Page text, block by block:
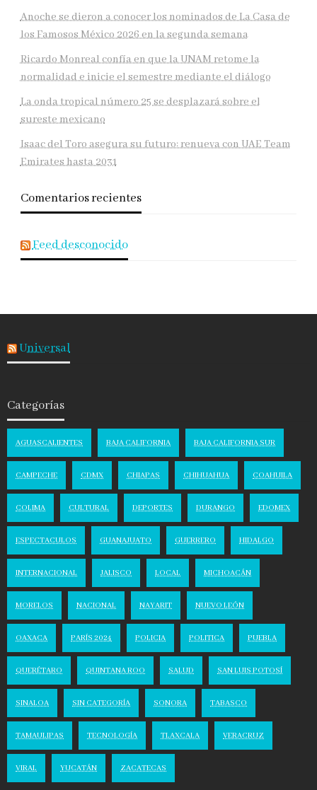
Anoche se dieron a conocer los nominados de La Casa de
los Famosos México 2026 en la segunda semana
Ricardo Monreal confía en que la UNAM retome la
normalidad e inicie el semestre mediante el diálogo
La onda tropical número 25 se desplazará sobre el
sureste mexicano
Isaac del Toro asegura su futuro: renueva con UAE Team
Emirates hasta 2031
Comentarios recientes
Feed desconocido
Universal
Categorías
AGUASCALIENTES BAJA CALIFORNIA BAJA CALIFORNIA SUR
CAMPECHE CDMX CHIAPAS CHIHUAHUA COAHUILA
COLIMA CULTURAL DEPORTES DURANGO EDOMEX
ESPECTACULOS GUANAJUATO GUERRERO HIDALGO
INTERNACIONAL JALISCO LOCAL MICHOACÁN
MORELOS NACIONAL NAYARIT NUEVO LEÓN
OAXACA PARÍS 2024 POLICIA POLITICA PUEBLA
QUERÉTARO QUINTANA ROO SALUD SAN LUIS POTOSÍ
SINALOA SIN CATEGORÍA SONORA TABASCO
TAMAULIPAS TECNOLOGÍA TLAXCALA VERACRUZ
VIRAL YUCATÁN ZACATECAS